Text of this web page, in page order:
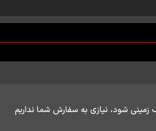
زمینی شود، نیازی به سفارش شما نداریم